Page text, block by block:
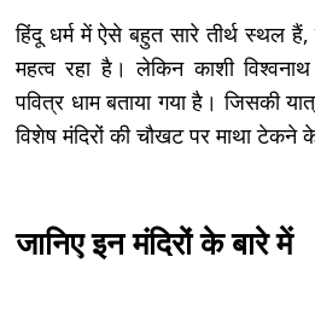
हिंदू धर्म में ऐसे बहुत सारे तीर्थ स्थल
महत्व रहा है। लेकिन काशी
पवित्र धाम बताया गया है। जिसकी
विशेष मंदिरों की चौखट पर माथा टेकने के
जानिए इन मंदिरों के बारे में